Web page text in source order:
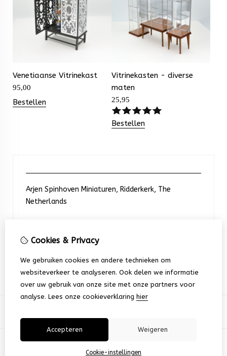
Venetiaanse Vitrinekast
95,00
Bestellen
Vitrinekasten - diverse
maten
25,95
Bestellen
Arjen Spinhoven Miniaturen, Ridderkerk, The
Netherlands
Neem contact met ons op
+31 6 248 201 91
© Copyright 2026 |TSB
Cookies & Privacy
We gebruiken cookies en andere technieken om
websiteverkeer te analyseren. Ook delen we informatie
over uw gebruik van onze site met onze partners voor
analyse. Lees onze cookieverklaring hier
Accepteren Weigeren
Cookie-instellingen